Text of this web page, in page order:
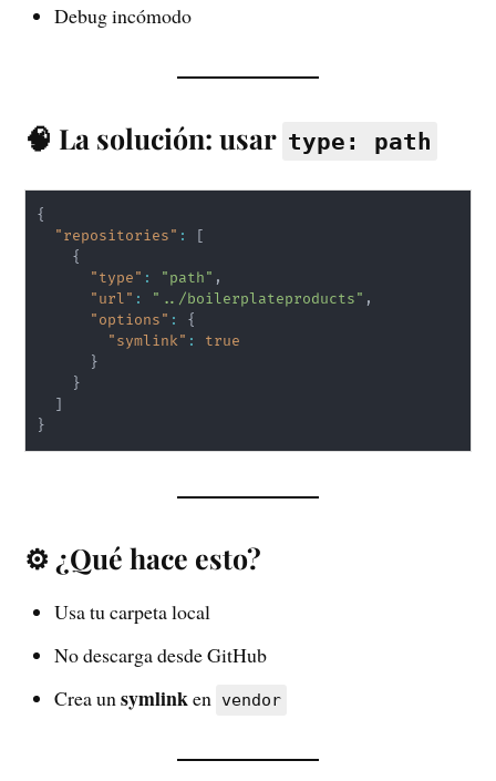
Debug incómodo
🧠 La solución: usar type: path
{
"repositories" :
[
{
"type" : "path" ,
"url" : "../boilerplateproducts" ,
"options" :
{
"symlink" :
true
}
}
]
}
⚙️ ¿Qué hace esto?
Usa tu carpeta local
No descarga desde GitHub
Crea unsymlinken vendor